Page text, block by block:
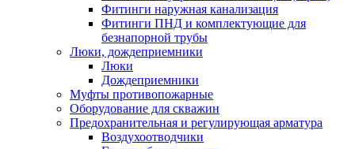
Фитинги наружная канализация
Фитинги ПНД и комплектующие для
безнапорной трубы
Люки, дождеприемники
Люки
Дождеприемники
Муфты противопожарные
Оборудование для скважин
Предохранительная и регулирующая арматура
Воздухоотводчики